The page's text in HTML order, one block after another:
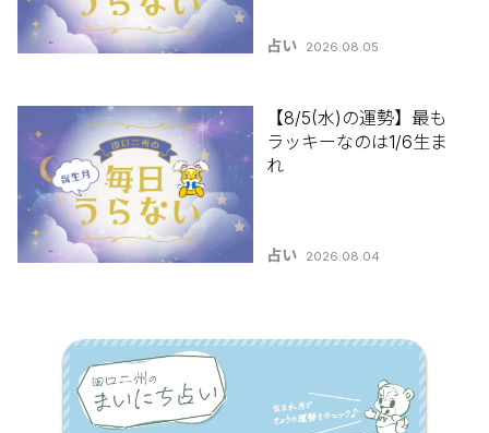
占い 2026.08.05
【8/5(水)の運勢】最も
ラッキーなのは1/6生ま
れ
占い 2026.08.04